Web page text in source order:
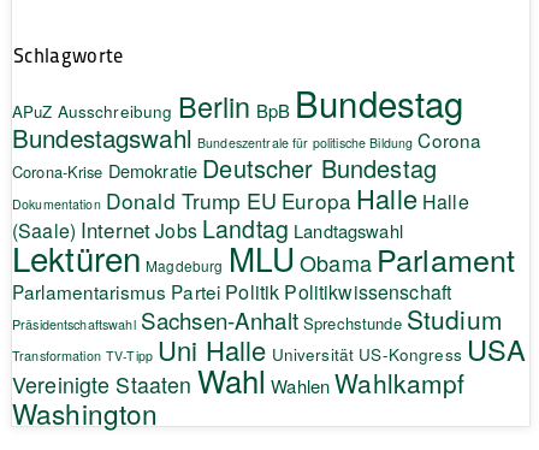
Schlagworte
APuZ Ausschreibung Berlin BpB Bundestag
Bundestagswahl Bundeszentrale für politische Bildung Corona
Corona-Krise Demokratie Deutscher Bundestag
Dokumentation Donald Trump EU Europa Halle Halle
(Saale) InternetJobs Landtag Landtagswahl
Lektüren Magdeburg MLU Obama Parlament
Parlamentarismus Partei Politik Politikwissenschaft
Präsidentschaftswahl Sachsen-Anhalt Sprechstunde Studium
Transformation TV-Tipp Uni Halle Universität US-Kongress USA
Vereinigte Staaten Wahl Wahlen Wahlkampf
Washington